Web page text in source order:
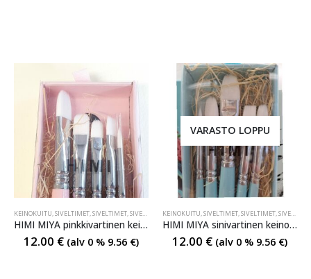
KEINOKUITU,SIVELTIMET,SIVELTIMET,SIVELTIMET
HIMI MIYA pinkkivartinen keinokuitu sivellinsarja
12.00 € (alv 0 % 9.56 €)
VARASTO LOPPU
KEINOKUITU,SIVELTIMET,SIVELTIMET,SIVELTIMET
HIMI MIYA sinivartinen keinokuitu sivellinsarja
12.00 € (alv 0 % 9.56 €)